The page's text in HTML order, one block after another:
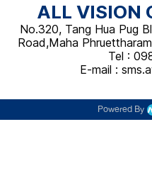
ALL VISION
No.320, Tang Hua Pug
Road,Maha
Tel :
E-mail :
Powered By